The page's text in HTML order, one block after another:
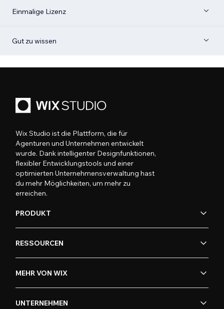
Einmalige Lizenz
Gut zu wissen
Wix Studio ist die Plattform, die für
Agenturen und Unternehmen entwickelt
wurde. Dank intelligenter Designfunktionen,
flexibler Entwicklungstools und einer
optimierten Unternehmensverwaltung hast
du mehr Möglichkeiten, um mehr zu
erreichen.
PRODUKT
RESSOURCEN
MEHR VON WIX
UNTERNEHMEN